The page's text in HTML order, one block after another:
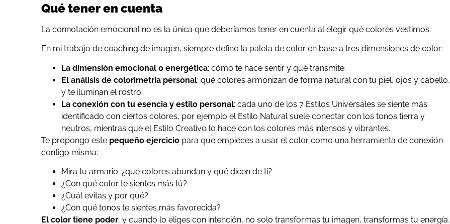
Qué tener en cuenta
La connotación emocional no es la única que deberíamos tener en cuenta al elegir qué colores vestimos.
En mi trabajo de coaching de imagen, siempre defino la paleta de color en base a tres dimensiones de color:
La dimensión emocional o energética: cómo te hace sentir y qué transmite.
El análisis de colorimetría personal: qué colores armonizan de forma natural con tu piel, ojos y cabello,
y te iluminan el rostro.
La conexión con tu esencia y estilo personal: cada uno de los 7 Estilos Universales se siente más
identificado con ciertos colores, por ejemplo el Estilo Natural suele conectar con los tonos tierra y
neutros, mientras que el Estilo Creativo lo hace con los colores más intensos y vibrantes.
Te propongo este pequeño ejercicio para que empieces a usar el color como una herramienta de conexión
contigo misma:
Mira tu armario: ¿qué colores abundan y qué dicen de ti?
¿Con qué color te sientes más tú?
¿Cuál evitas y por qué?
¿Con qué tonos te sientes más favorecida?
El color tiene poder, y cuando lo eliges con intención, no solo transformas tu imagen, transformas tu energía.